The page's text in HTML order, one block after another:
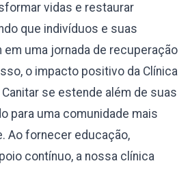
vidas e restaurar
que indivíduos e suas
uma jornada de recuperação
o impacto positivo da Clínica
se estende além de suas
para uma comunidade mais
Ao fornecer educação,
contínuo, a nossa clínica